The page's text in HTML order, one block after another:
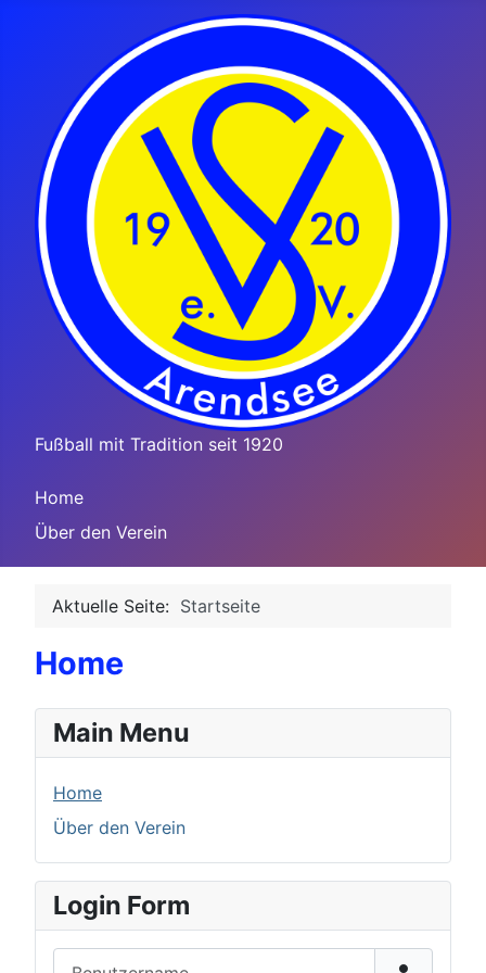
Fußball mit Tradition seit 1920
Home
Über den Verein
Aktuelle Seite: Startseite
Home
Main Menu
Home
Über den Verein
Login Form